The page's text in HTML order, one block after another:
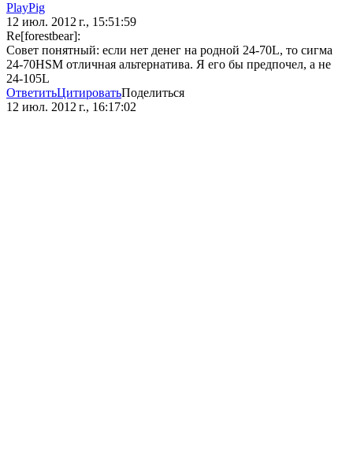
PlayPig
12 июл. 2012 г., 15:51:59
Re[forestbear]:
Совет понятный: если нет денег на родной 24-70L, то сигма
24-70HSM отличная альтернатива. Я его бы предпочел, а не
24-105L
ОтветитьЦитироватьПоделиться
12 июл. 2012 г., 16:17:02